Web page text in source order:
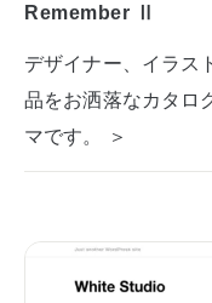
Remember Ⅱ
デザイナー、イラス
品をお洒落なカタロ
マです。 ＞